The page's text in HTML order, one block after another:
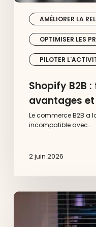
AMÉLIORER LA
OPTIMISER LES
PILOTER
Shopify B2B
avantages
Le commerce B2B a
incompatible avec…
2 juin 2026
Shopify